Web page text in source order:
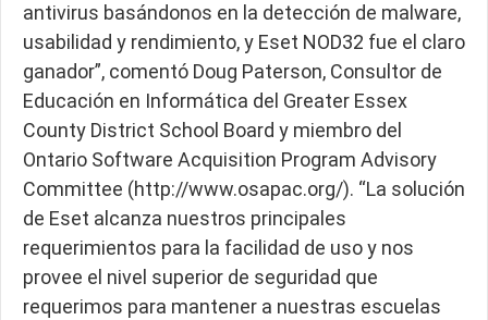
antivirus basándonos en la detección de malware,
usabilidad y rendimiento, y Eset NOD32 fue el claro
ganador”, comentó Doug Paterson, Consultor de
Educación en Informática del Greater Essex
County District School Board y miembro del
Ontario Software Acquisition Program Advisory
Committee (http://www.osapac.org/). “La solución
de Eset alcanza nuestros principales
requerimientos para la facilidad de uso y nos
provee el nivel superior de seguridad que
requerimos para mantener a nuestras escuelas